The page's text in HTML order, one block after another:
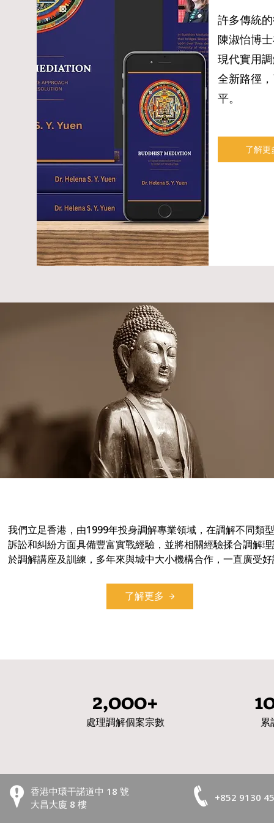
許多傳統
陳淑怡博
現代實用
全新路徑
平。
了解更
我們立足香港，由1999年投身調解專業領域，在調解不同類
訴訟和糾紛方面具備豐富實戰經驗，並將相關經驗揉合調解
於調解講座及訓練，多年來與城中大小機構合作，一直廣受
了解更多
2,000+
處理調解個案宗數 累
香港中環干諾道中 18 號
大昌大廈 8 樓
+852 9130